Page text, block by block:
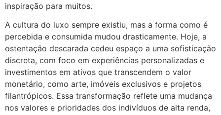
inspiração para muitos.
A cultura do luxo sempre existiu, mas a forma como é
percebida e consumida mudou drasticamente. Hoje, a
ostentação descarada cedeu espaço a uma sofisticação
discreta, com foco em experiências personalizadas e
investimentos em ativos que transcendem o valor
monetário, como arte, imóveis exclusivos e projetos
filantrópicos. Essa transformação reflete uma mudança
nos valores e prioridades dos indivíduos de alta renda,